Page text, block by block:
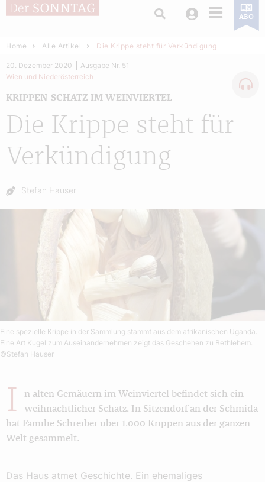
Login ABO
Home Alle Artikel Die Krippe steht für Verkündigung
Die Krippe steht für
Verkündigung
KRIPPEN-SCHATZ IM WEINVIERTEL
20. Dezember 2020
Ausgabe Nr. 51
Wien und Niederösterreich
Autor:
Stefan Hauser
Eine spezielle Krippe in der Sammlung stammt aus dem afrikanischen Uganda.
Eine Art Kugel zum Auseinandernehmen zeigt das Geschehen zu Bethlehem.
©Stefan Hauser
I
n alten Gemäuern im Weinviertel befindet sich ein
weihnachtlicher Schatz. In Sitzendorf an der Schmida
hat Familie Schreiber über 1.000 Krippen aus der ganzen
Welt gesammelt.
Das Haus atmet Geschichte. Ein ehemaliges